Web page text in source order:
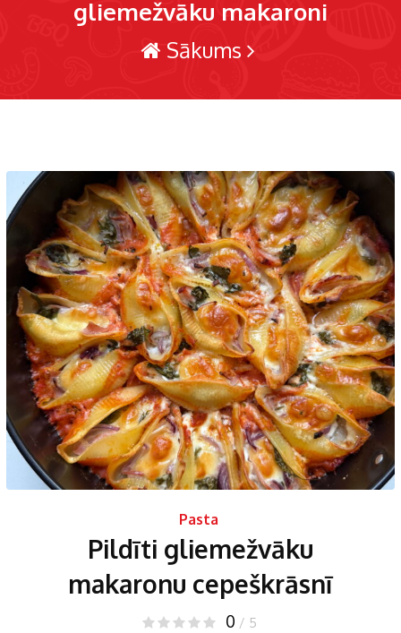
gliemežvāku makaroni
Sākums
Pasta
Pildīti gliemežvāku
makaronu cepeškrāsnī
0 / 5